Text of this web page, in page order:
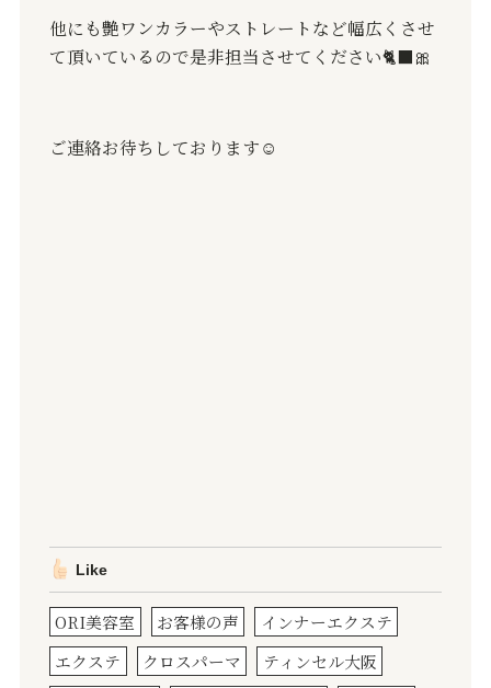
他にも艶ワンカラーやストレートなど幅広くさせ
て頂いているので是非担当させてください🐈‍⬛🎀
ご連絡お待ちしております☺️
Like
ORI美容室 お客様の声
インナーエクステ
エクステ
クロスパーマ
ティンセル大阪